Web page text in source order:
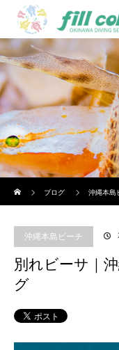
ブログ
沖縄本島
沖縄本島ビーチ
別れビーサ｜
グ